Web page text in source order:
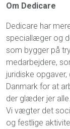
Om Dedicare
Dedicare har
speciallæger og
som bygger på
medarbejdere,
juridiske
Danmark for at
der glæder jer alle.
Vi vægter det
og festlige